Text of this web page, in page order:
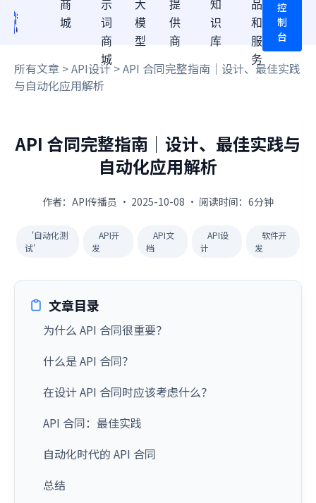
商
城
示
词
商
城
大
模
型
提
供
商
知
识
库
品
和
服
务
控
制
台
所有文章 >API设计> API 合同完整指南｜设计、最佳实践
与自动化应用解析
API 合同完整指南｜设计、最佳实践与
自动化应用解析
作者：API传播员 · 2025-10-08 · 阅读时间：6分钟
'自动化测
试'
API开
发
API文
档
API设
计
软件开
发
文章目录
为什么 API 合同很重要？
什么是 API 合同？
在设计 API 合同时应该考虑什么？
API 合同：最佳实践
自动化时代的 API 合同
总结